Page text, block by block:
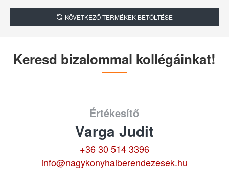
KÖVETKEZŐ TERMÉKEK BETÖLTÉSE
Keresd bizalommal kollégáinkat!
Értékesítő
Varga Judit
+36 30 514 3396
info@nagykonyhaiberendezesek.hu